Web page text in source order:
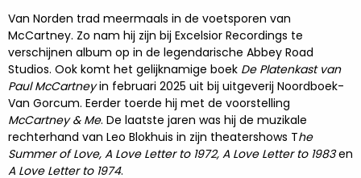
Van Norden trad meermaals in de voetsporen van
McCartney. Zo nam hij zijn bij Excelsior Recordings te
verschijnen album op in de legendarische Abbey Road
Studios. Ook komt het gelijknamige boek De Platenkast van
Paul McCartneyin februari 2025 uit bij uitgeverij Noordboek-
Van Gorcum. Eerder toerde hij met de voorstelling
McCartney & Me. De laatste jaren was hij de muzikale
rechterhand van Leo Blokhuis in zijn theatershows The
Summer of Love, A Love Letter to 1972, A Love Letter to 1983en
A Love Letter to 1974.